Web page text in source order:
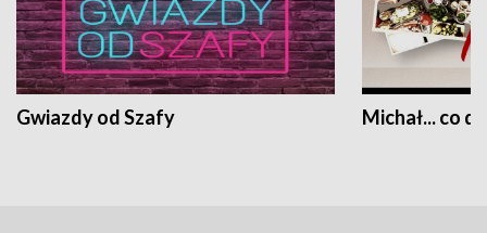
Gwiazdy od Szafy Michał... co